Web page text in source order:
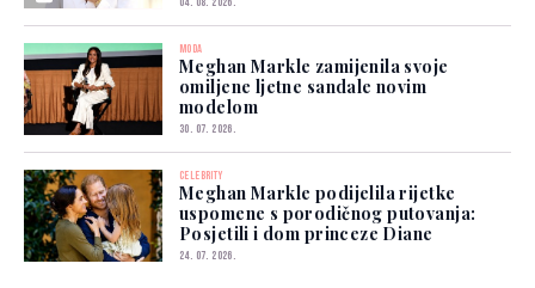
MODA
Meghan Markle zamijenila svoje
omiljene ljetne sandale novim
modelom
30. 07. 2026.
CELEBRITY
Meghan Markle podijelila rijetke
uspomene s porodičnog putovanja:
Posjetili i dom princeze Diane
24. 07. 2026.